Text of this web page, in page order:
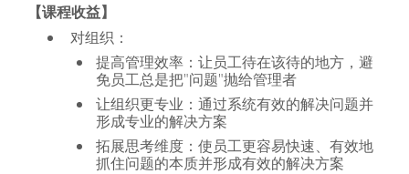
【课程收益】
对组织：
提高管理效率：让员工待在该待的地方，避
免员工总是把"问题"抛给管理者
让组织更专业：通过系统有效的解决问题并
形成专业的解决方案
拓展思考维度：使员工更容易快速、有效地
抓住问题的本质并形成有效的解决方案